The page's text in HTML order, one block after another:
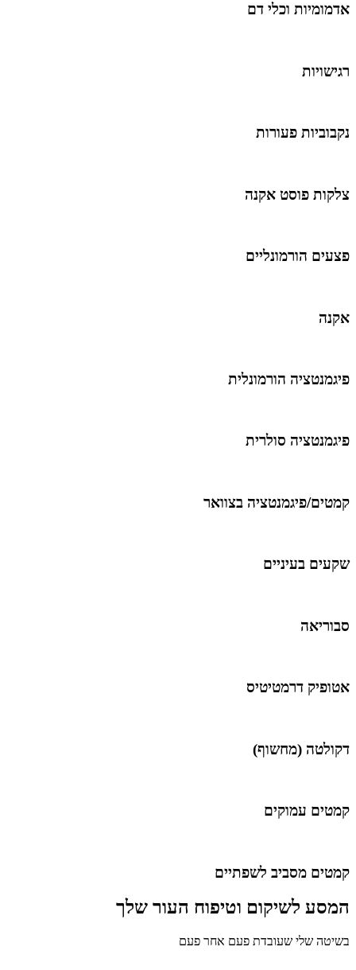
אדמומיות וכלי דם
רגישויות
נקבוביות פעורות
צלקות פוסט אקנה
פצעים הורמונליים
אקנה
פיגמנטציה הורמונלית
פיגמנטציה סולרית
קמטים/פיגמנטציה בצוואר
שקעים בעיניים
סבוריאה
אטופיק דרמטיטיס
דקולטה (מחשוף)
קמטים עמוקים
קמטים מסביב לשפתיים
המסע לשיקום וטיפוח העור שלך
בשיטה שלי שעובדת פעם אחר פעם